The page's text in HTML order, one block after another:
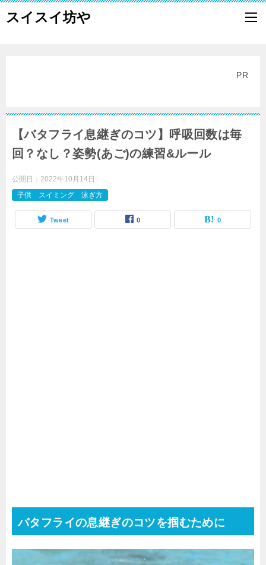
スイスイ坊や
PR
【バタフライ息継ぎのコツ】呼吸回数は毎
回？なし？姿勢(あご)の練習&ルール
公開日： 2022年10月14日
子供 スイミング 泳ぎ方
Tweet 0 0
バタフライの息継ぎのコツを掴むために